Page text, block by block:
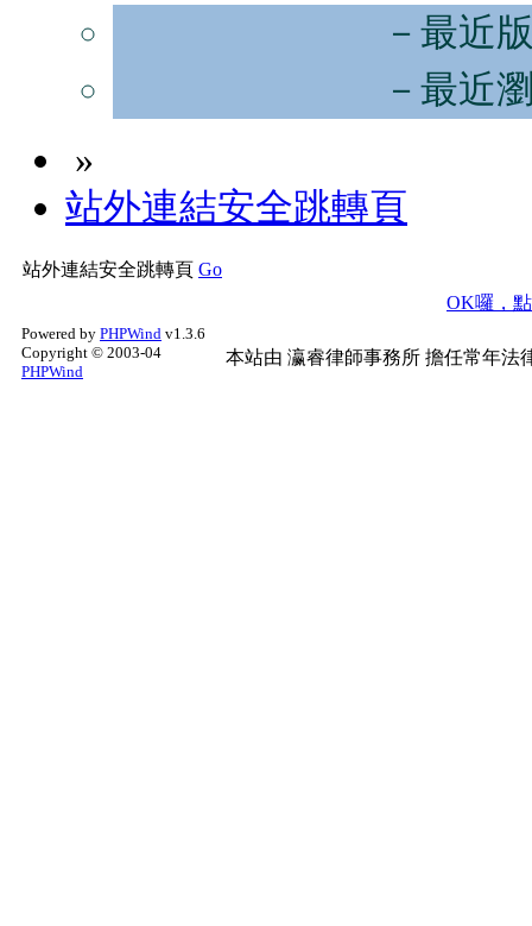
－最近
－最近
»
站外連結安全跳轉頁
站外連結安全跳轉頁 Go
OK囉，
Powered by PHPWind v1.3.6
Copyright © 2003-04
PHPWind
本站由 瀛睿律師事務所 擔任常年法